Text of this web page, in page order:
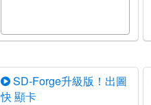
SD-Forge升級版！出圖
快 顯卡